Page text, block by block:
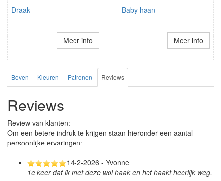
Draak
Meer info
Baby haan
Meer info
Boven Kleuren Patronen Reviews
Reviews
Review van klanten:
Om een betere indruk te krijgen staan hieronder een aantal
persoonlijke ervaringen:
14-2-2026 - Yvonne
1e keer dat ik met deze wol haak en het haakt heerlijk weg.